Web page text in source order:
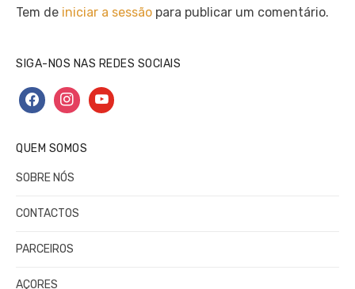
Tem de iniciar a sessão para publicar um comentário.
SIGA-NOS NAS REDES SOCIAIS
facebookinstagramyoutube
QUEM SOMOS
SOBRE NÓS
CONTACTOS
PARCEIROS
AÇORES